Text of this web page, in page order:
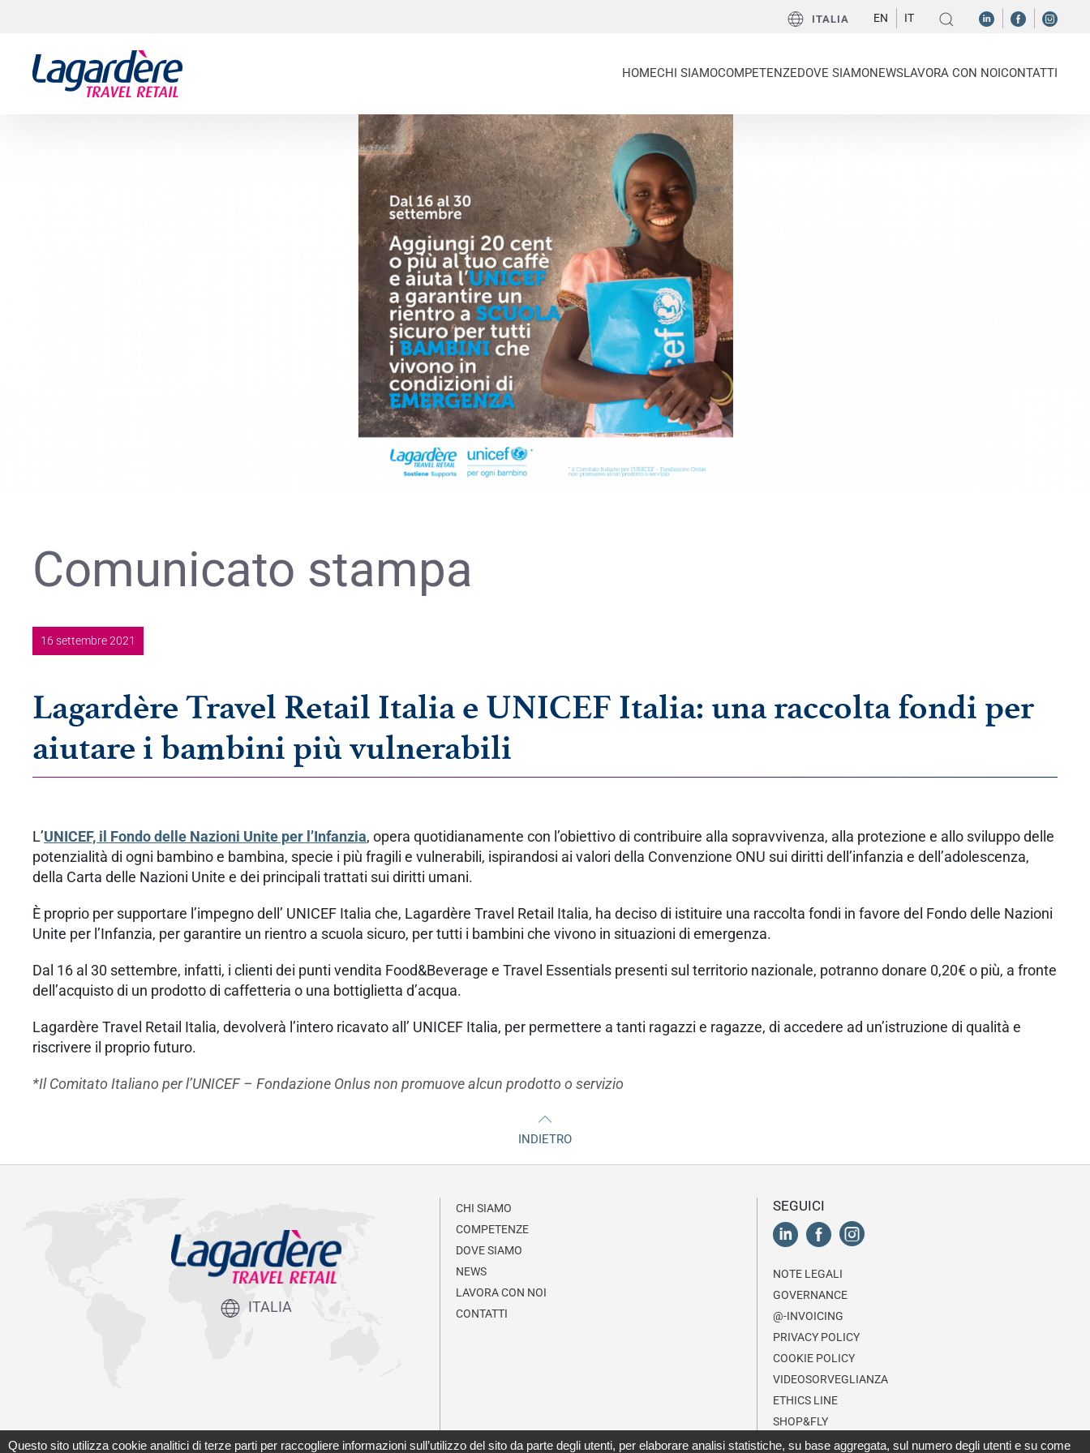
Vai al piè di pagina
ITALIA EN IT
HOMECHI SIAMOCOMPETENZEDOVE SIAMONEWSLAVORA CON NOICONTATTI
Comunicato stampa
16 settembre 2021
Lagardère Travel Retail Italia e UNICEF Italia: una raccolta fondi per
aiutare i bambini più vulnerabili
L’UNICEF, il Fondo delle Nazioni Unite per l’Infanzia, opera quotidianamente con l’obiettivo di contribuire alla sopravvivenza, alla protezione e allo sviluppo delle
potenzialità di ogni bambino e bambina, specie i più fragili e vulnerabili, ispirandosi ai valori della Convenzione ONU sui diritti dell’infanzia e dell’adolescenza,
della Carta delle Nazioni Unite e dei principali trattati sui diritti umani.
È proprio per supportare l’impegno dell’ UNICEF Italia che, Lagardère Travel Retail Italia, ha deciso di istituire una raccolta fondi in favore del Fondo delle Nazioni
Unite per l’Infanzia, per garantire un rientro a scuola sicuro, per tutti i bambini che vivono in situazioni di emergenza.
Dal 16 al 30 settembre, infatti, i clienti dei punti vendita Food&Beverage e Travel Essentials presenti sul territorio nazionale, potranno donare 0,20€ o più, a fronte
dell’acquisto di un prodotto di caffetteria o una bottiglietta d’acqua.
Lagardère Travel Retail Italia, devolverà l’intero ricavato all’ UNICEF Italia, per permettere a tanti ragazzi e ragazze, di accedere ad un’istruzione di qualità e
riscrivere il proprio futuro.
*Il Comitato Italiano per l’UNICEF – Fondazione Onlus non promuove alcun prodotto o servizio
INDIETRO
ITALIA
CHI SIAMO
COMPETENZE
DOVE SIAMO
NEWS
LAVORA CON NOI
CONTATTI
SEGUICI
NOTE LEGALI
GOVERNANCE
@-INVOICING
PRIVACY POLICY
COOKIE POLICY
VIDEOSORVEGLIANZA
ETHICS LINE
SHOP&FLY
Questo sito utilizza cookie analitici di terze parti per raccogliere informazioni sull’utilizzo del sito da parte degli utenti, per elaborare analisi statistiche, su base aggregata, sul numero degli utenti e su come